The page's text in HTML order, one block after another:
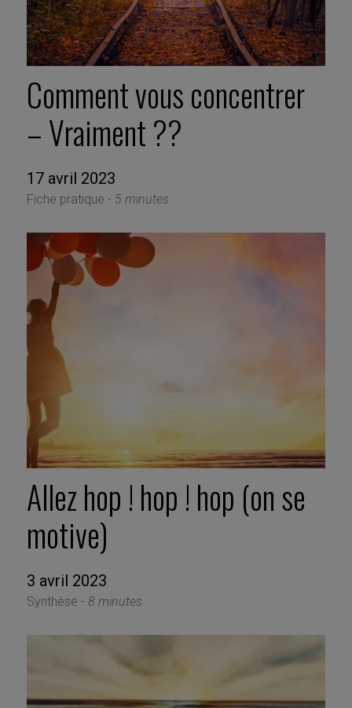
Comment vous concentrer
– Vraiment ??
17 avril 2023
Fiche pratique - 5 minutes
Allez hop ! hop ! hop (on se
motive)
3 avril 2023
Synthèse - 8 minutes